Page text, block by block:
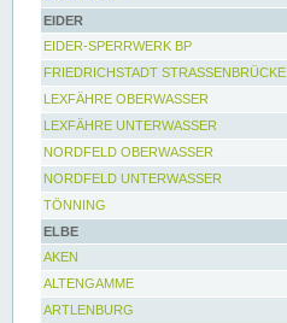
EIDER
EIDER-SPERRWERK BP
FRIEDRICHSTADT STRASSENBRÜCKE
LEXFÄHRE OBERWASSER
LEXFÄHRE UNTERWASSER
NORDFELD OBERWASSER
NORDFELD UNTERWASSER
TÖNNING
ELBE
AKEN
ALTENGAMME
ARTLENBURG